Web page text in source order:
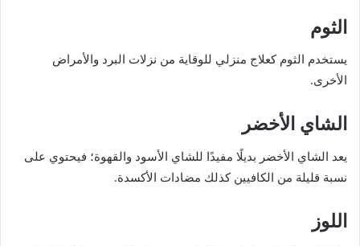
الثوم
يستخدم الثوم كعلاج منزلي للوقاية من نزلات البرد والأمراض
الأخرى.
الشاي الأخضر
يعد الشاي الأخضر بديلًا مفيدًا للشاي الأسود والقهوة؛ فيحتوي على
نسبة قليلة من الكافيين كذلك مضادات الأكسدة.
اللوز